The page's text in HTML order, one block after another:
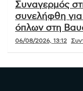
Συναγερμός
συνελήφθη για
όπλων στη
06/08/2026, 13:12